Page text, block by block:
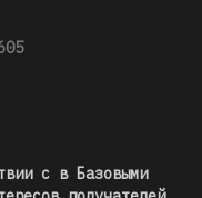
с в Базовыми